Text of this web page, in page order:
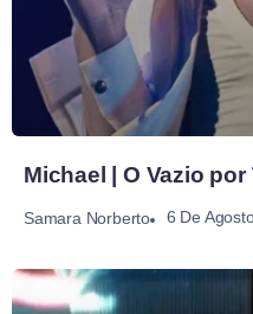
Michael | O Vazio
Samara Norberto 6 De